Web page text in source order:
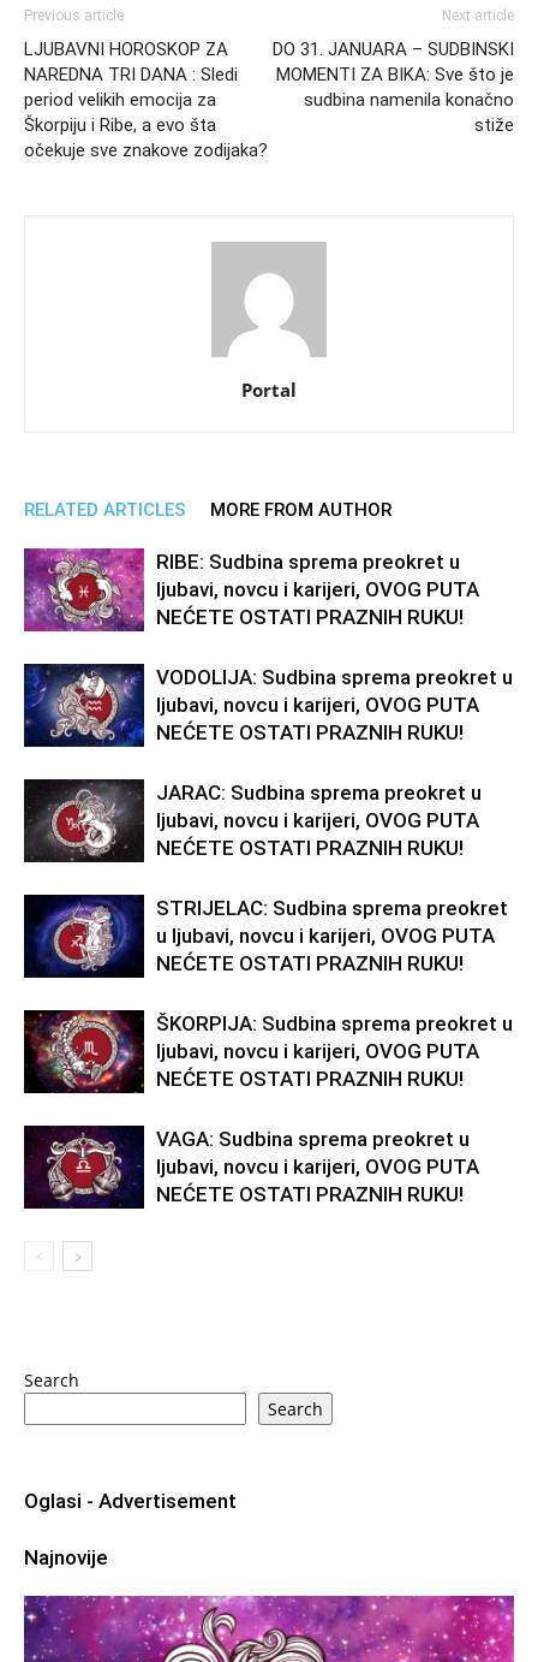
Previous article
LJUBAVNI HOROSKOP ZA
NAREDNA TRI DANA : Sledi
period velikih emocija za
Škorpiju i Ribe, a evo šta
očekuje sve znakove zodijaka?
Next article
DO 31. JANUARA – SUDBINSKI
MOMENTI ZA BIKA: Sve što je
sudbina namenila konačno
stiže
Portal
RELATED ARTICLES MORE FROM AUTHOR
RIBE: Sudbina sprema preokret u
ljubavi, novcu i karijeri, OVOG PUTA
NEĆETE OSTATI PRAZNIH RUKU!
VODOLIJA: Sudbina sprema preokret u
ljubavi, novcu i karijeri, OVOG PUTA
NEĆETE OSTATI PRAZNIH RUKU!
JARAC: Sudbina sprema preokret u
ljubavi, novcu i karijeri, OVOG PUTA
NEĆETE OSTATI PRAZNIH RUKU!
STRIJELAC: Sudbina sprema preokret
u ljubavi, novcu i karijeri, OVOG PUTA
NEĆETE OSTATI PRAZNIH RUKU!
ŠKORPIJA: Sudbina sprema preokret u
ljubavi, novcu i karijeri, OVOG PUTA
NEĆETE OSTATI PRAZNIH RUKU!
VAGA: Sudbina sprema preokret u
ljubavi, novcu i karijeri, OVOG PUTA
NEĆETE OSTATI PRAZNIH RUKU!
Search
Search
Oglasi - Advertisement
Najnovije